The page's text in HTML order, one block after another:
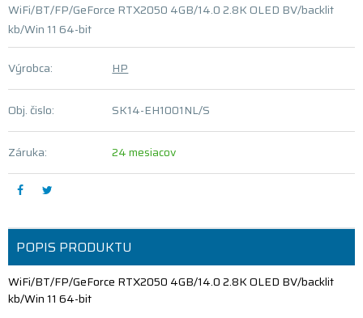
WiFi/BT/FP/GeForce RTX2050 4GB/14.0 2.8K OLED BV/backlit
kb/Win 11 64-bit
Výrobca: HP
Obj. čislo: SK14-EH1001NL/S
Záruka: 24 mesiacov
POPIS PRODUKTU
WiFi/BT/FP/GeForce RTX2050 4GB/14.0 2.8K OLED BV/backlit
kb/Win 11 64-bit